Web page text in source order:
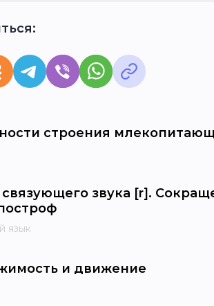
строения
звука [r].
язык
и движение